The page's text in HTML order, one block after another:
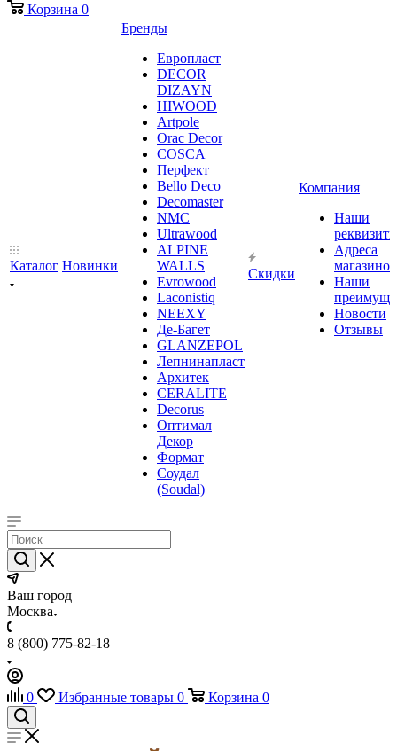
Корзина 0
Каталог Новинки
Бренды
Европласт
DECOR
DIZAYN
HIWOOD
Artpole
Orac Decor
COSCA
Перфект
Bello Deco
Decomaster
NMС
Ultrawood
ALPINE
WALLS
Evrowood
Laconistiq
NEEXY
Де-Багет
GLANZEPOL
Лепнинапласт
Архитек
CERALITE
Decorus
Оптимал
Декор
Формат
Соудал
(Soudal)
Скидки
Компания
Наши
Адреса
магазинов
Наши
Новости
Отзывы
Ваш город
Москва
8 (800) 775-82-18
0 Избранные товары 0 Корзина 0